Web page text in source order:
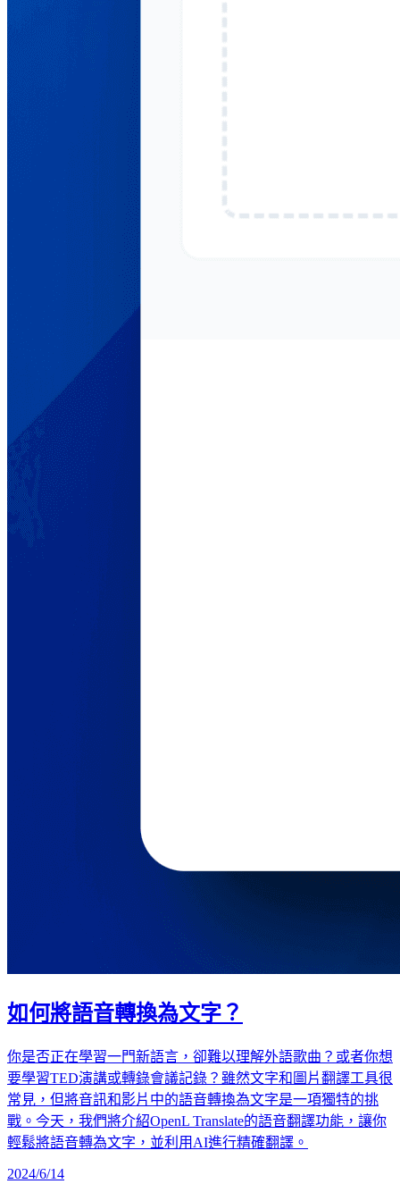
如何將語音轉換為文字？
你是否正在學習一門新語言，卻難以理解外語歌曲？或者你想
要學習TED演講或轉錄會議記錄？雖然文字和圖片翻譯工具很
常見，但將音訊和影片中的語音轉換為文字是一項獨特的挑
戰。今天，我們將介紹OpenL Translate的語音翻譯功能，讓你
輕鬆將語音轉為文字，並利用AI進行精確翻譯。
2024/6/14